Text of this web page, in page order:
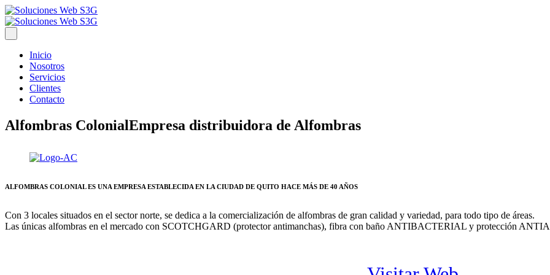
Inicio
Nosotros
Servicios
Clientes
Contacto
Alfombras ColonialEmpresa distribuidora de Alfombras
ALFOMBRAS COLONIAL ES UNA EMPRESA ESTABLECIDA EN LA CIUDAD DE QUITO HACE MÁS DE 40 AÑOS
Con 3 locales situados en el sector norte, se dedica a la comercialización de alfombras de gran calidad y variedad, para todo tipo de áreas.
Las únicas alfombras en el mercado con SCOTCHGARD (protector antimanchas), fibra con baño ANTIBACTERIAL y protección